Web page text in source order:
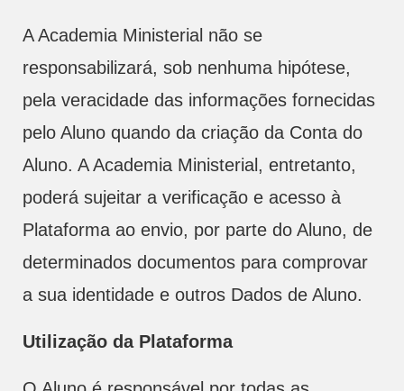
A Academia Ministerial não se
responsabilizará, sob nenhuma hipótese,
pela veracidade das informações fornecidas
pelo Aluno quando da criação da Conta do
Aluno. A Academia Ministerial, entretanto,
poderá sujeitar a verificação e acesso à
Plataforma ao envio, por parte do Aluno, de
determinados documentos para comprovar
a sua identidade e outros Dados de Aluno.
Utilização da Plataforma